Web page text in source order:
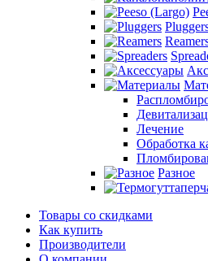
Лечение
Обработка
Разное
Товары со скидками
Как купить
Производители